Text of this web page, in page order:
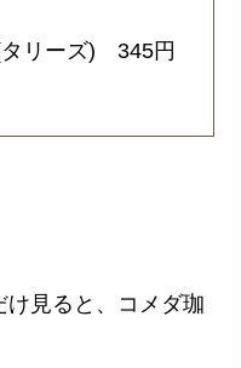
リーズ) 345円
け見ると、コメダ珈